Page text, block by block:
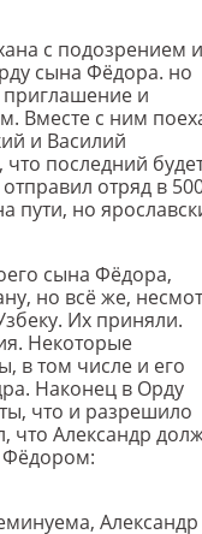
с подозрением и
сына Фёдора. но
и
Вместе с ним
и Василий
последний
отряд в
пути, но
сына Фёдора,
но всё же,
Их приняли.
Некоторые
в том числе и его
Наконец в Орду
что и разрешило
что Александр
Фёдором:
Александр